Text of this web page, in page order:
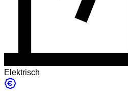
Elektrisch